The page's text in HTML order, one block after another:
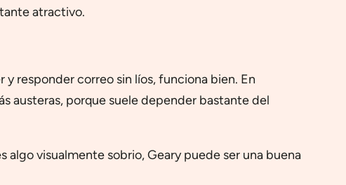
atractivo.
responder correo sin líos, funciona bien. En
austeras, porque suele depender bastante del
visualmente sobrio, Geary puede ser una buena